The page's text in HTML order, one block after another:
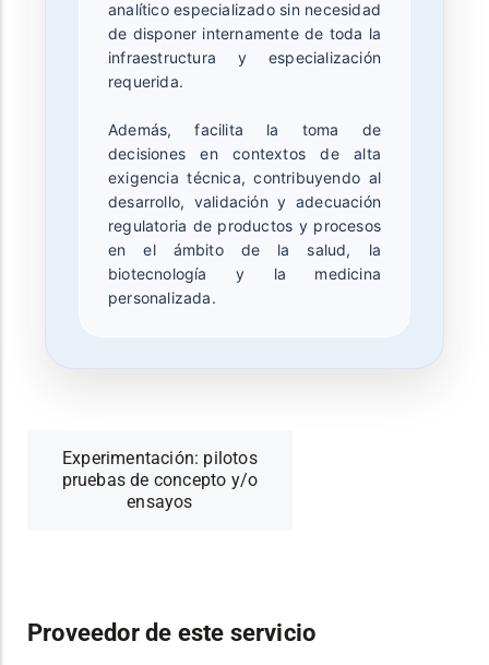
analítico especializado sin necesidad
de disponer internamente de toda la
infraestructura y especialización
requerida.
Además, facilita la toma de
decisiones en contextos de alta
exigencia técnica, contribuyendo al
desarrollo, validación y adecuación
regulatoria de productos y procesos
en el ámbito de la salud, la
biotecnología y la medicina
personalizada.
Experimentación: pilotos
pruebas de concepto y/o
ensayos
Proveedor de este servicio